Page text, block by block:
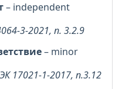
– independent
3-2021, п. 3.2.9
– minor
17021-1-2017, п.3.12